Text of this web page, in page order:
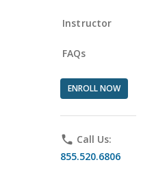
Instructor
FAQs
ENROLL NOW
phone Call Us:
855.520.6806